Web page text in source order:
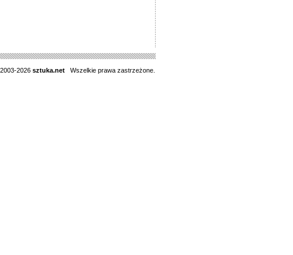
2003-2026 sztuka.net Wszelkie prawa zastrzeżone.